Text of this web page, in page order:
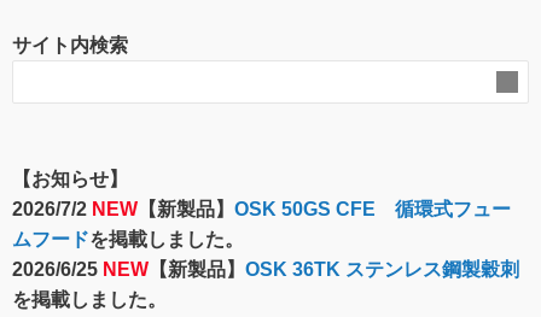
サイト内検索
【お知らせ】
2026/7/2 NEW 【新製品】 OSK 50GS CFE 循環式フュー
ムフードを掲載しました。
2026/6/25 NEW 【新製品】 OSK 36TK ステンレス鋼製穀刺
を掲載しました。